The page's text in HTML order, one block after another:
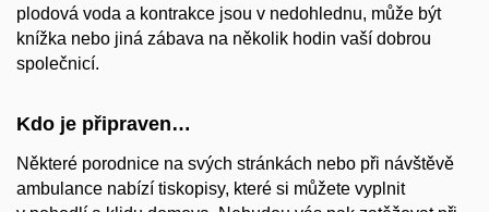
plodová voda a kontrakce jsou v nedohlednu, může být
knížka nebo jiná zábava na několik hodin vaší dobrou
společnicí.
Kdo je připraven…
Některé porodnice na svých stránkách nebo při návštěvě
ambulance nabízí tiskopisy, které si můžete vyplnit